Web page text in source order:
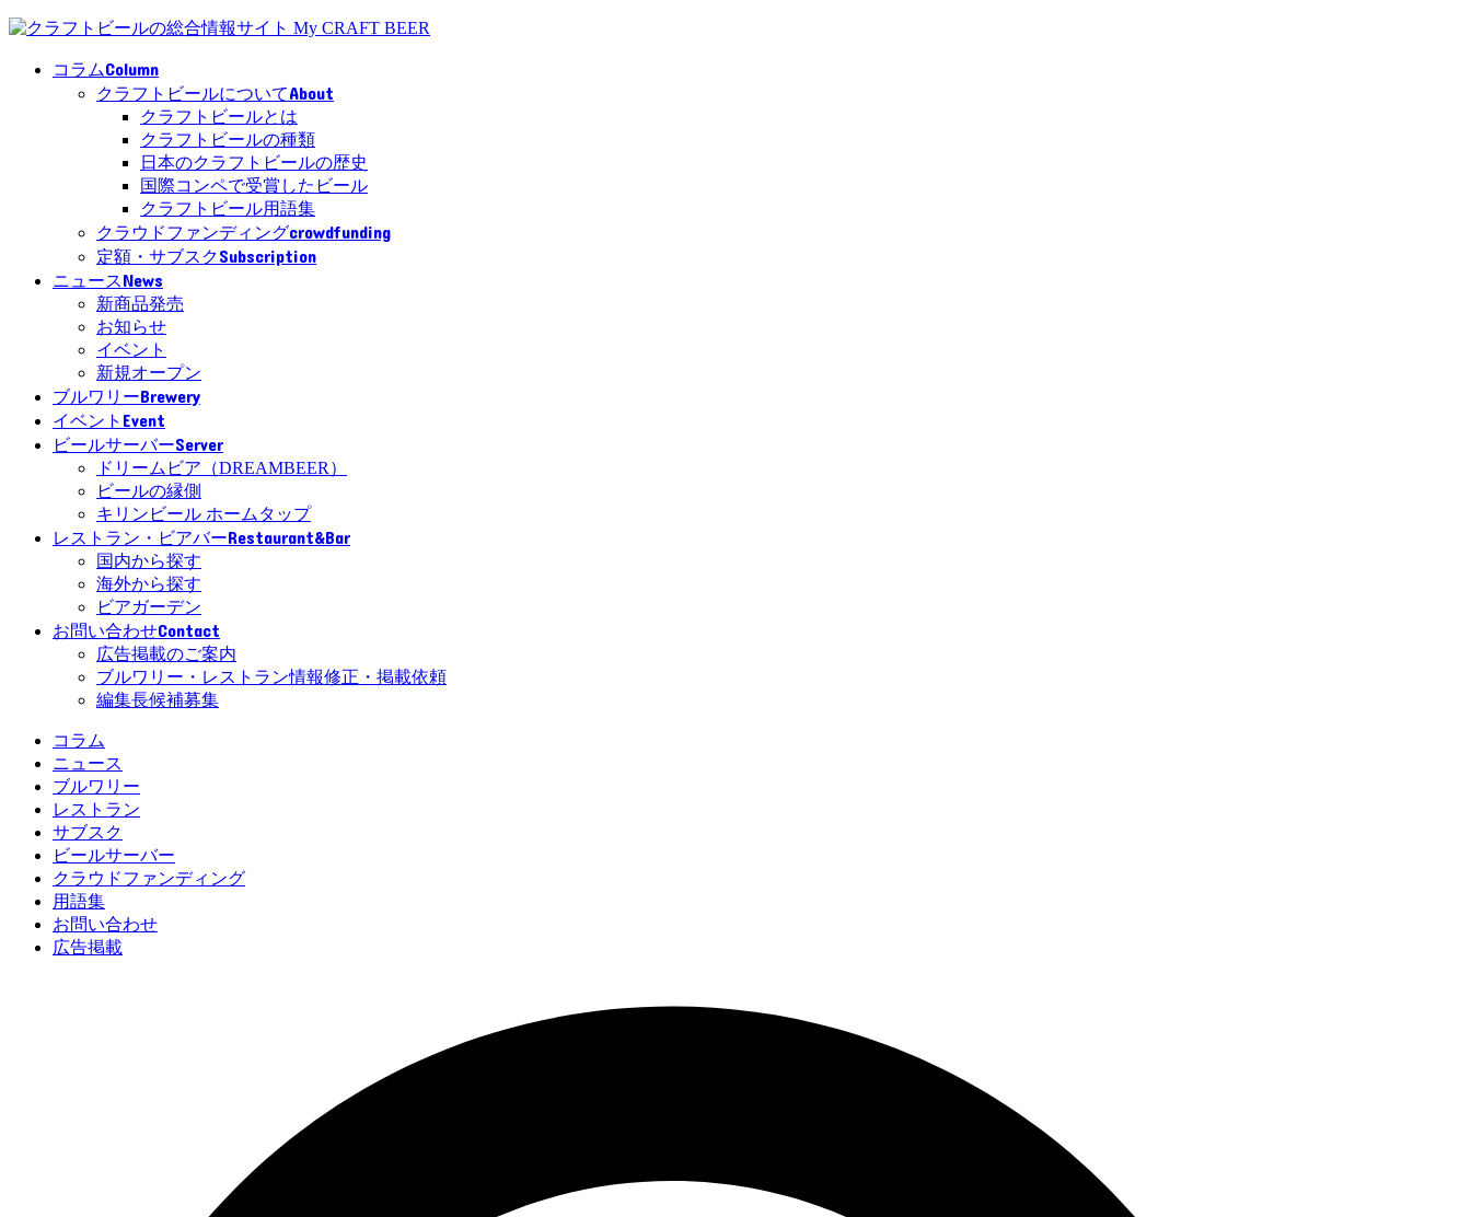
コラムColumn
クラフトビールについてAbout
クラフトビールとは
クラフトビールの種類
日本のクラフトビールの歴史
国際コンペで受賞したビール
クラフトビール用語集
クラウドファンディングcrowdfunding
定額・サブスクSubscription
ニュースNews
新商品発売
お知らせ
イベント
新規オープン
ブルワリーBrewery
イベント Event
ビールサーバーServer
ドリームビア（DREAMBEER）
ビールの縁側
キリンビール ホームタップ
レストラン・ビアバーRestaurant&Bar
国内から探す
海外から探す
ビアガーデン
お問い合わせContact
広告掲載のご案内
ブルワリー・レストラン情報修正・掲載依頼
編集長候補募集
コラム
ニュース
ブルワリー
レストラン
サブスク
ビールサーバー
クラウドファンディング
用語集
お問い合わせ
広告掲載